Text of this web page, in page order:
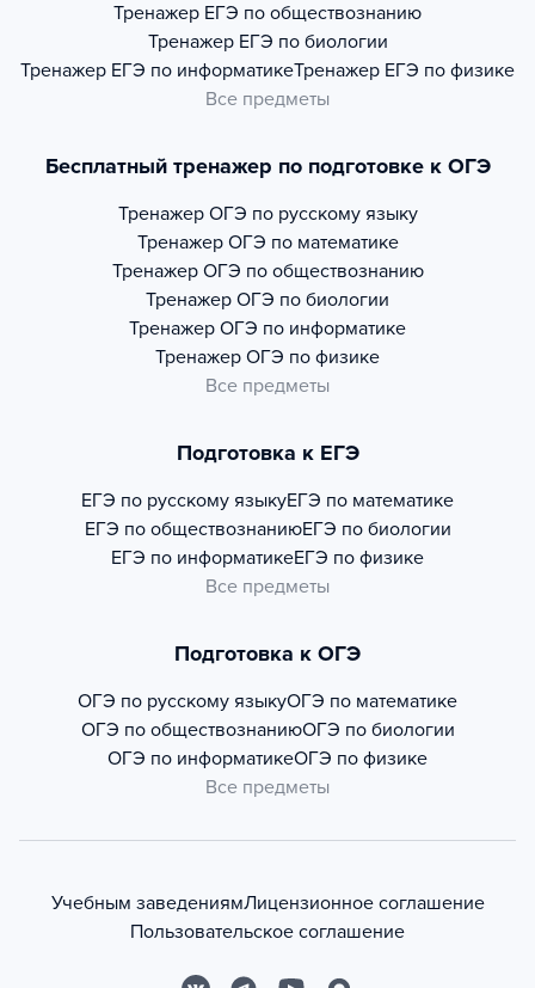
Тренажер ЕГЭ по обществознанию
Тренажер ЕГЭ по биологии
Тренажер ЕГЭ по информатикеТренажер ЕГЭ по физике
Все предметы
Бесплатный тренажер по подготовке к ОГЭ
Тренажер ОГЭ по русскому языку
Тренажер ОГЭ по математике
Тренажер ОГЭ по обществознанию
Тренажер ОГЭ по биологии
Тренажер ОГЭ по информатике
Тренажер ОГЭ по физике
Все предметы
Подготовка к ЕГЭ
ЕГЭ по русскому языкуЕГЭ по математике
ЕГЭ по обществознаниюЕГЭ по биологии
ЕГЭ по информатикеЕГЭ по физике
Все предметы
Подготовка к ОГЭ
ОГЭ по русскому языкуОГЭ по математике
ОГЭ по обществознаниюОГЭ по биологии
ОГЭ по информатикеОГЭ по физике
Все предметы
Учебным заведениямЛицензионное соглашение
Пользовательское соглашение